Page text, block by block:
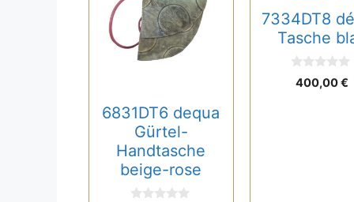
6831DT6 dequa
Gürtel-
Handtasche
beige-rose
7334DT8
Tasche
v400,00€